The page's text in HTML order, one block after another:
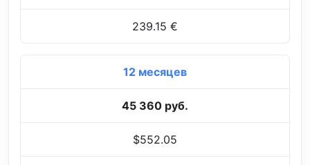
239.15 €
12 месяцев
45 360 руб.
$552.05